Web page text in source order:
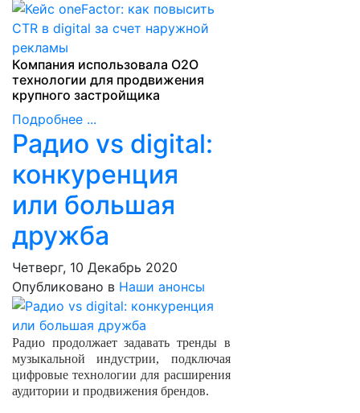
Компания использовала О2О
технологии для продвижения
крупного застройщика
Подробнее ...
Радио vs digital:
конкуренция
или большая
дружба
Четверг, 10 Декабрь 2020
Опубликовано в Наши анонсы
Радио продолжает задавать тренды в
музыкальной индустрии, подключая
цифровые технологии для расширения
аудитории и продвижения брендов.